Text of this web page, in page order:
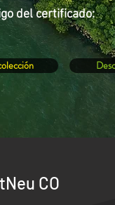
delcertificado:
CO